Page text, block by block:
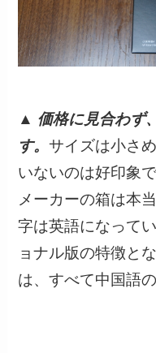
▲ 価格に見合わず
す。サイズは小さ
いないのは好印象
メーカーの箱は本
字は英語になって
ョナル版の特徴と
は、すべて中国語